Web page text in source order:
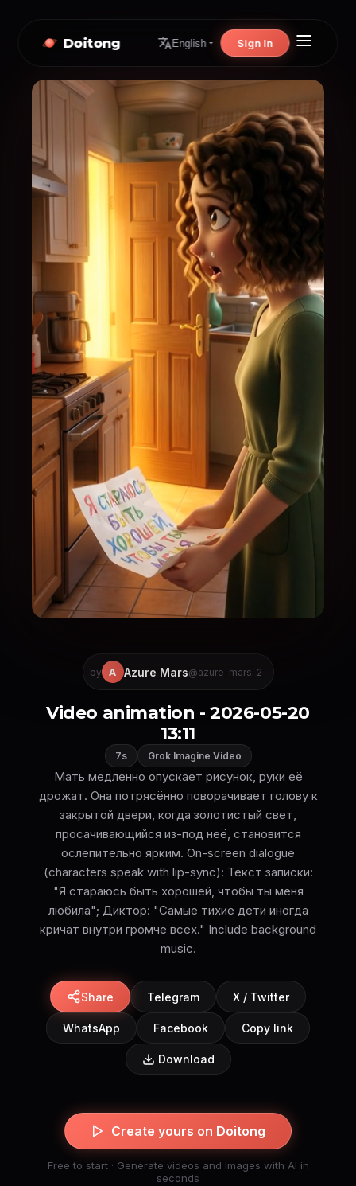
Doitong English Sign In
by A Azure Mars@azure-mars-2
Video animation - 2026-05-20
13:11
7s Grok Imagine Video
Мать медленно опускает рисунок, руки её
дрожат. Она потрясённо поворачивает голову к
закрытой двери, когда золотистый свет,
просачивающийся из-под неё, становится
ослепительно ярким. On-screen dialogue
(characters speak with lip-sync): Текст записки:
"Я стараюсь быть хорошей, чтобы ты меня
любила"; Диктор: "Самые тихие дети иногда
кричат внутри громче всех." Include background
music.
Share Telegram X / Twitter
WhatsApp Facebook Copy link
Download
Create yours on Doitong
Free to start · Generate videos and images with AI in
seconds